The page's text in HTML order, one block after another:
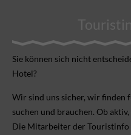
Sie können sich nicht
Hotel?
Wir sind uns sicher, wir finden
suchen und brauchen. Ob
Die Mitarbeiter der Touristinfo